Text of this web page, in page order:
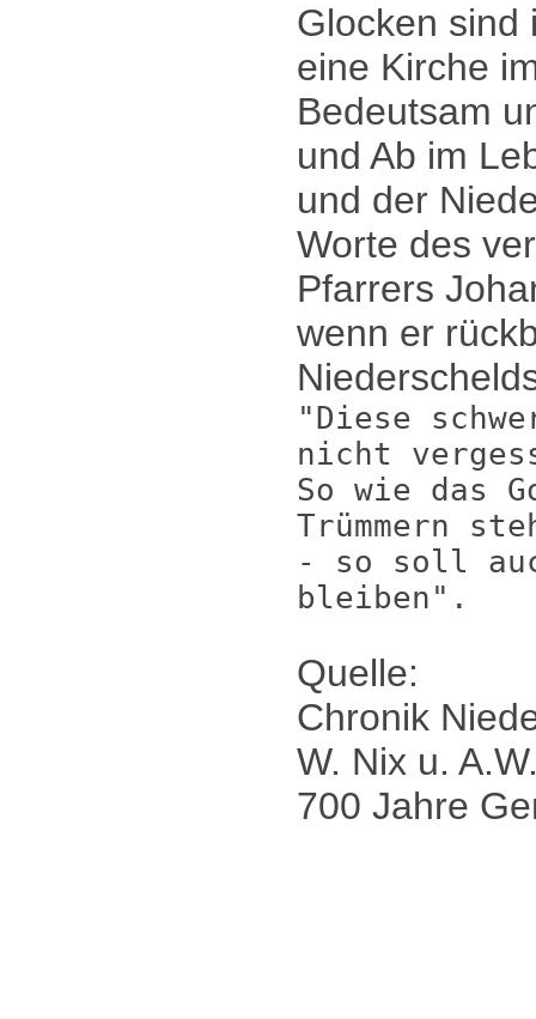
Glocken sind
eine Kirche
Bedeutsam
und Ab im
und der
Worte des
Pfarrers
wenn er
"Diese
nicht
So wie das
Trümmern
- so soll
bleiben".
Quelle:
Chronik
W. Nix u.
700 Jahre